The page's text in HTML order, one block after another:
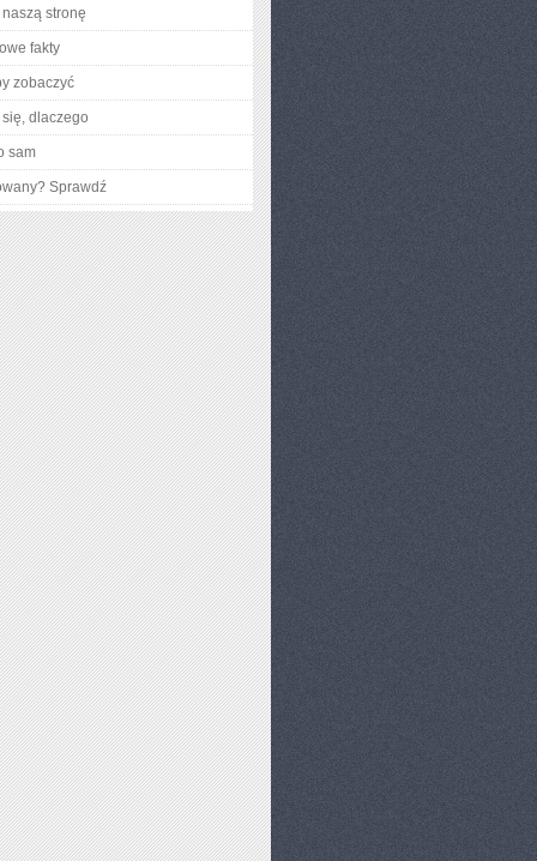
stronę
fakty
zobaczyć
dlaczego
sam
Sprawdź